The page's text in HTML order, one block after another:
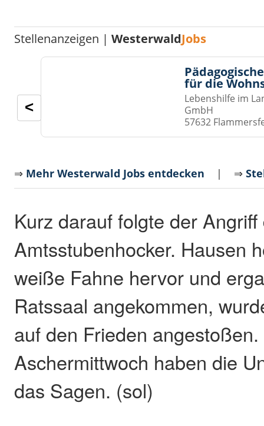
Stellenanzeigen |WesterwaldJobs
für die
Lebenshilfe im
GmbH
57632
<
⇒ Mehr Westerwald Jobs entdecken | ⇒
Kurz darauf folgte der Angriff
Amtsstubenhocker. Hausen
weiße Fahne hervor und
Ratssaal angekommen,
auf den Frieden
Aschermittwoch haben die
das Sagen. (sol)